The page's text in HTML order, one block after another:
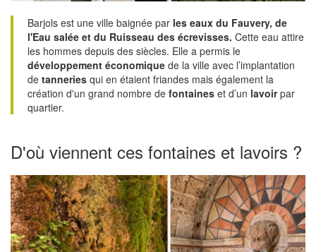
Barjols est une ville baignée par les eaux du Fauvery, de
l'Eau salée et du Ruisseau des écrevisses. Cette eau attire
les hommes depuis des siècles. Elle a permis le
développement économique de la ville avec l’implantation
de tanneries qui en étaient friandes mais également la
création d'un grand nombre de fontaines et d’un lavoirpar
quartier.
D'où viennent ces fontaines et lavoirs ?